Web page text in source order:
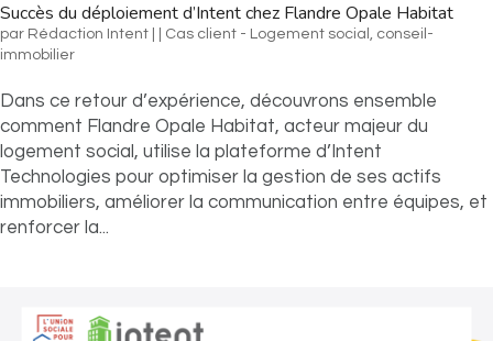
Succès du déploiement d’Intent chez Flandre Opale Habitat
par Rédaction Intent Cas client - Logement social , conseil-
immobilier
Dans ce retour d’expérience, découvrons ensemble
comment Flandre Opale Habitat, acteur majeur du
logement social, utilise la plateforme d’Intent
Technologies pour optimiser la gestion de ses actifs
immobiliers, améliorer la communication entre équipes, et
renforcer la...